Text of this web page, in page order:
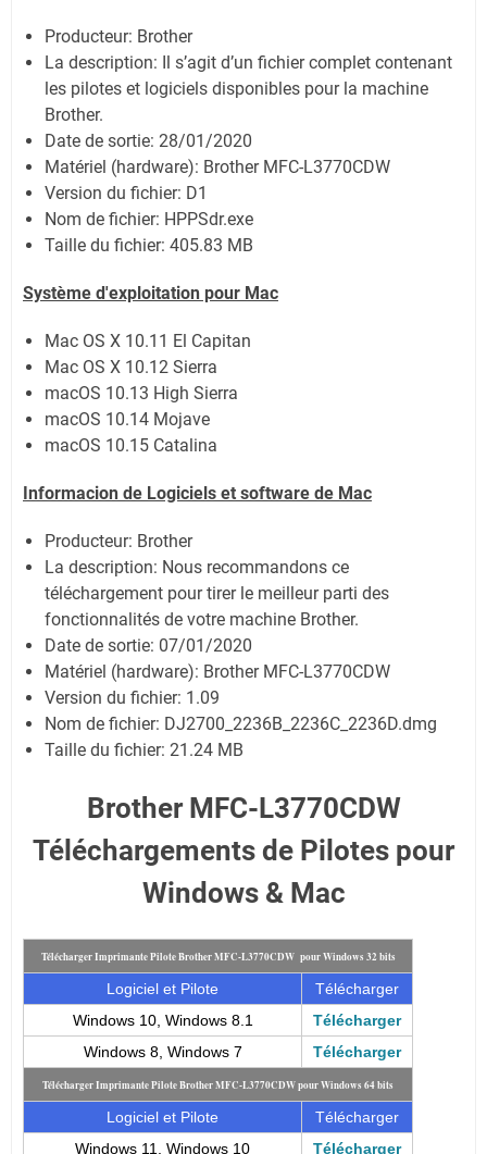
Producteur: Brother
La description: Il s’agit d’un fichier complet contenant
les pilotes et logiciels disponibles pour la machine
Brother.
Date de sortie: 28/01/2020
Matériel (hardware): Brother MFC-L3770CDW
Version du fichier: D1
Nom de fichier: HPPSdr.exe
Taille du fichier: 405.83 MB
Système d'exploitation pour Mac
Mac OS X 10.11 El Capitan
Mac OS X 10.12 Sierra
macOS 10.13 High Sierra
macOS 10.14 Mojave
macOS 10.15 Catalina
Informacion de Logiciels et software de Mac
Producteur: Brother
La description: Nous recommandons ce
téléchargement pour tirer le meilleur parti des
fonctionnalités de votre machine Brother.
Date de sortie: 07/01/2020
Matériel (hardware): Brother MFC-L3770CDW
Version du fichier: 1.09
Nom de fichier: DJ2700_2236B_2236C_2236D.dmg
Taille du fichier: 21.24 MB
Brother MFC-L3770CDW
Téléchargements de Pilotes pour
Windows & Mac
Télécharger Imprimante Pilote Brother MFC-L3770CDW pour Windows 32 bits
Logiciel et Pilote
Télécharger
Windows 10, Windows 8.1
Télécharger
Windows 8, Windows 7
Télécharger
Télécharger Imprimante Pilote Brother MFC-L3770CDW pour Windows 64 bits
Logiciel et Pilote
Télécharger
Windows 11, Windows 10
Télécharger